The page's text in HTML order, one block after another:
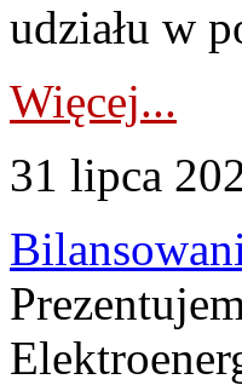
udziału w
Więcej...
31 lipca